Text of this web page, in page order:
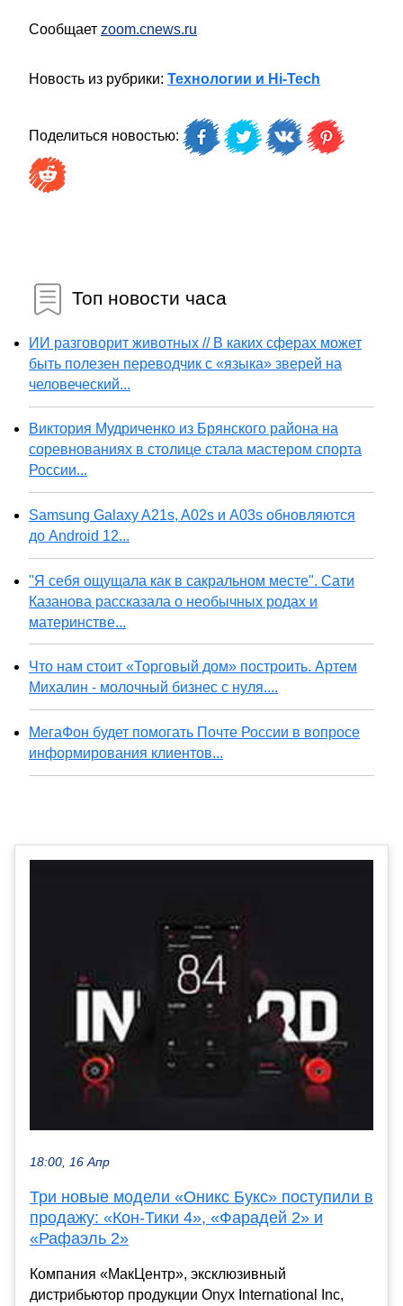
Сообщает zoom.cnews.ru
Новость из рубрики: Технологии и Hi-Tech
Поделиться новостью:
Топ новости часа
ИИ разговорит животных // В каких сферах может
быть полезен переводчик с «языка» зверей на
человеческий...
Виктория Мудриченко из Брянского района на
соревнованиях в столице стала мастером спорта
России...
Samsung Galaxy A21s, A02s и A03s обновляются
до Android 12...
"Я себя ощущала как в сакральном месте". Сати
Казанова рассказала о необычных родах и
материнстве...
Что нам стоит «Торговый дом» построить. Артем
Михалин - молочный бизнес с нуля....
МегаФон будет помогать Почте России в вопросе
информирования клиентов...
18:00, 16 Апр
Три новые модели «Оникс Букс» поступили в
продажу: «Кон-Тики 4», «Фарадей 2» и
«Рафаэль 2»
Компания «МакЦентр», эксклюзивный
дистрибьютор продукции Onyx International Inc,